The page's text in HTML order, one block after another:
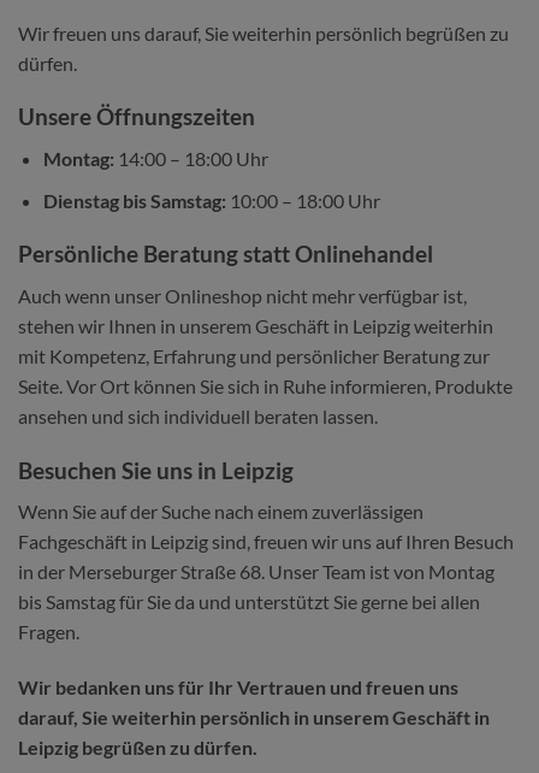
Wir freuen uns darauf, Sie weiterhin persönlich begrüßen zu
dürfen.
Unsere Öffnungszeiten
Montag: 14:00 – 18:00 Uhr
Dienstag bis Samstag: 10:00 – 18:00 Uhr
Persönliche Beratung statt Onlinehandel
Auch wenn unser Onlineshop nicht mehr verfügbar ist,
stehen wir Ihnen in unserem Geschäft in Leipzig weiterhin
mit Kompetenz, Erfahrung und persönlicher Beratung zur
Seite. Vor Ort können Sie sich in Ruhe informieren, Produkte
ansehen und sich individuell beraten lassen.
Besuchen Sie uns in Leipzig
Wenn Sie auf der Suche nach einem zuverlässigen
Fachgeschäft in Leipzig sind, freuen wir uns auf Ihren Besuch
in der Merseburger Straße 68. Unser Team ist von Montag
bis Samstag für Sie da und unterstützt Sie gerne bei allen
Fragen.
Wir bedanken uns für Ihr Vertrauen und freuen uns
darauf, Sie weiterhin persönlich in unserem Geschäft in
Leipzig begrüßen zu dürfen.